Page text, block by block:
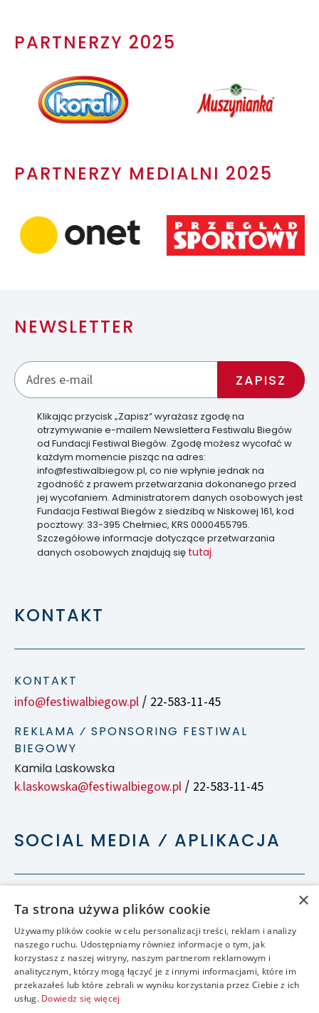
PARTNERZY 2025
PARTNERZY MEDIALNI 2025
NEWSLETTER
Klikając przycisk „Zapisz” wyrażasz zgodę na
otrzymywanie e-mailem Newslettera Festiwalu Biegów
od Fundacji Festiwal Biegów. Zgodę możesz wycofać w
każdym momencie pisząc na adres:
info@festiwalbiegow.pl, co nie wpłynie jednak na
zgodność z prawem przetwarzania dokonanego przed
jej wycofaniem. Administratorem danych osobowych jest
Fundacja Festiwal Biegów z siedzibą w Niskowej 161, kod
pocztowy: 33-395 Chełmiec, KRS 0000455795.
Szczegółowe informacje dotyczące przetwarzania
danych osobowych znajdują się tutaj.
KONTAKT
KONTAKT
info@festiwalbiegow.pl / 22-583-11-45
REKLAMA ⁄ SPONSORING FESTIWAL
BIEGOWY
Kamila Laskowska
k.laskowska@festiwalbiegow.pl / 22-583-11-45
SOCIAL MEDIA ⁄ APLIKACJA
×
Ta strona używa plików cookie
Używamy plików cookie w celu personalizacji treści, reklam i analizy
naszego ruchu. Udostępniamy również informacje o tym, jak
korzystasz z naszej witryny, naszym partnerom reklamowym i
analitycznym, którzy mogą łączyć je z innymi informacjami, które im
przekazałeś lub które zebrali w wyniku korzystania przez Ciebie z ich
usług. Dowiedz się więcej